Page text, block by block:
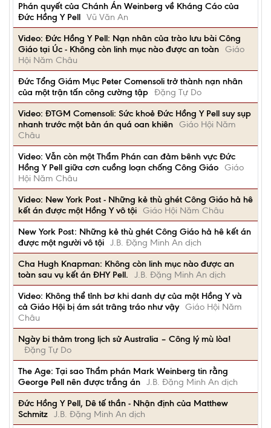
Phán quyết của Chánh Án Weinberg về Kháng Cáo của
Đức Hồng Y Pell Vũ Văn An
Video: Đức Hồng Y Pell: Nạn nhân của trào lưu bài Công
Giáo tại Úc - Không còn linh mục nào được an toàn Giáo
Hội Năm Châu
Đức Tổng Giám Mục Peter Comensoli trở thành nạn nhân
của một trận tấn công cường tập Đặng Tự Do
Video: ĐTGM Comensoli: Sức khoẻ Đức Hồng Y Pell suy sụp
nhanh trước một bản án quá oan khiên Giáo Hội Năm
Châu
Video: Vẫn còn một Thẩm Phán can đảm bênh vực Đức
Hồng Y Pell giữa cơn cuồng loạn chống Công Giáo Giáo
Hội Năm Châu
Video: New York Post - Những kẻ thù ghét Công Giáo hả hê
kết án được một Hồng Y vô tội Giáo Hội Năm Châu
New York Post: Những kẻ thù ghét Công Giáo hả hê kết án
được một người vô tội J.B. Đặng Minh An dịch
Cha Hugh Knapman: Không còn linh mục nào được an
toàn sau vụ kết án ĐHY Pell.
J.B. Đặng Minh An dịch
Video: Không thể tỉnh bơ khi danh dự của một Hồng Y và
cả Giáo Hội bị ám sát trâng tráo như vậy Giáo Hội Năm
Châu
Ngày bi thảm trong lịch sử Australia – Công lý mù lòa!
Đặng Tự Do
The Age: Tại sao Thẩm phán Mark Weinberg tin rằng
George Pell nên được trắng án J.B. Đặng Minh An dịch
Đức Hồng Y Pell, Dê tế thần - Nhận định của Matthew
Schmitz J.B. Đặng Minh An dịch